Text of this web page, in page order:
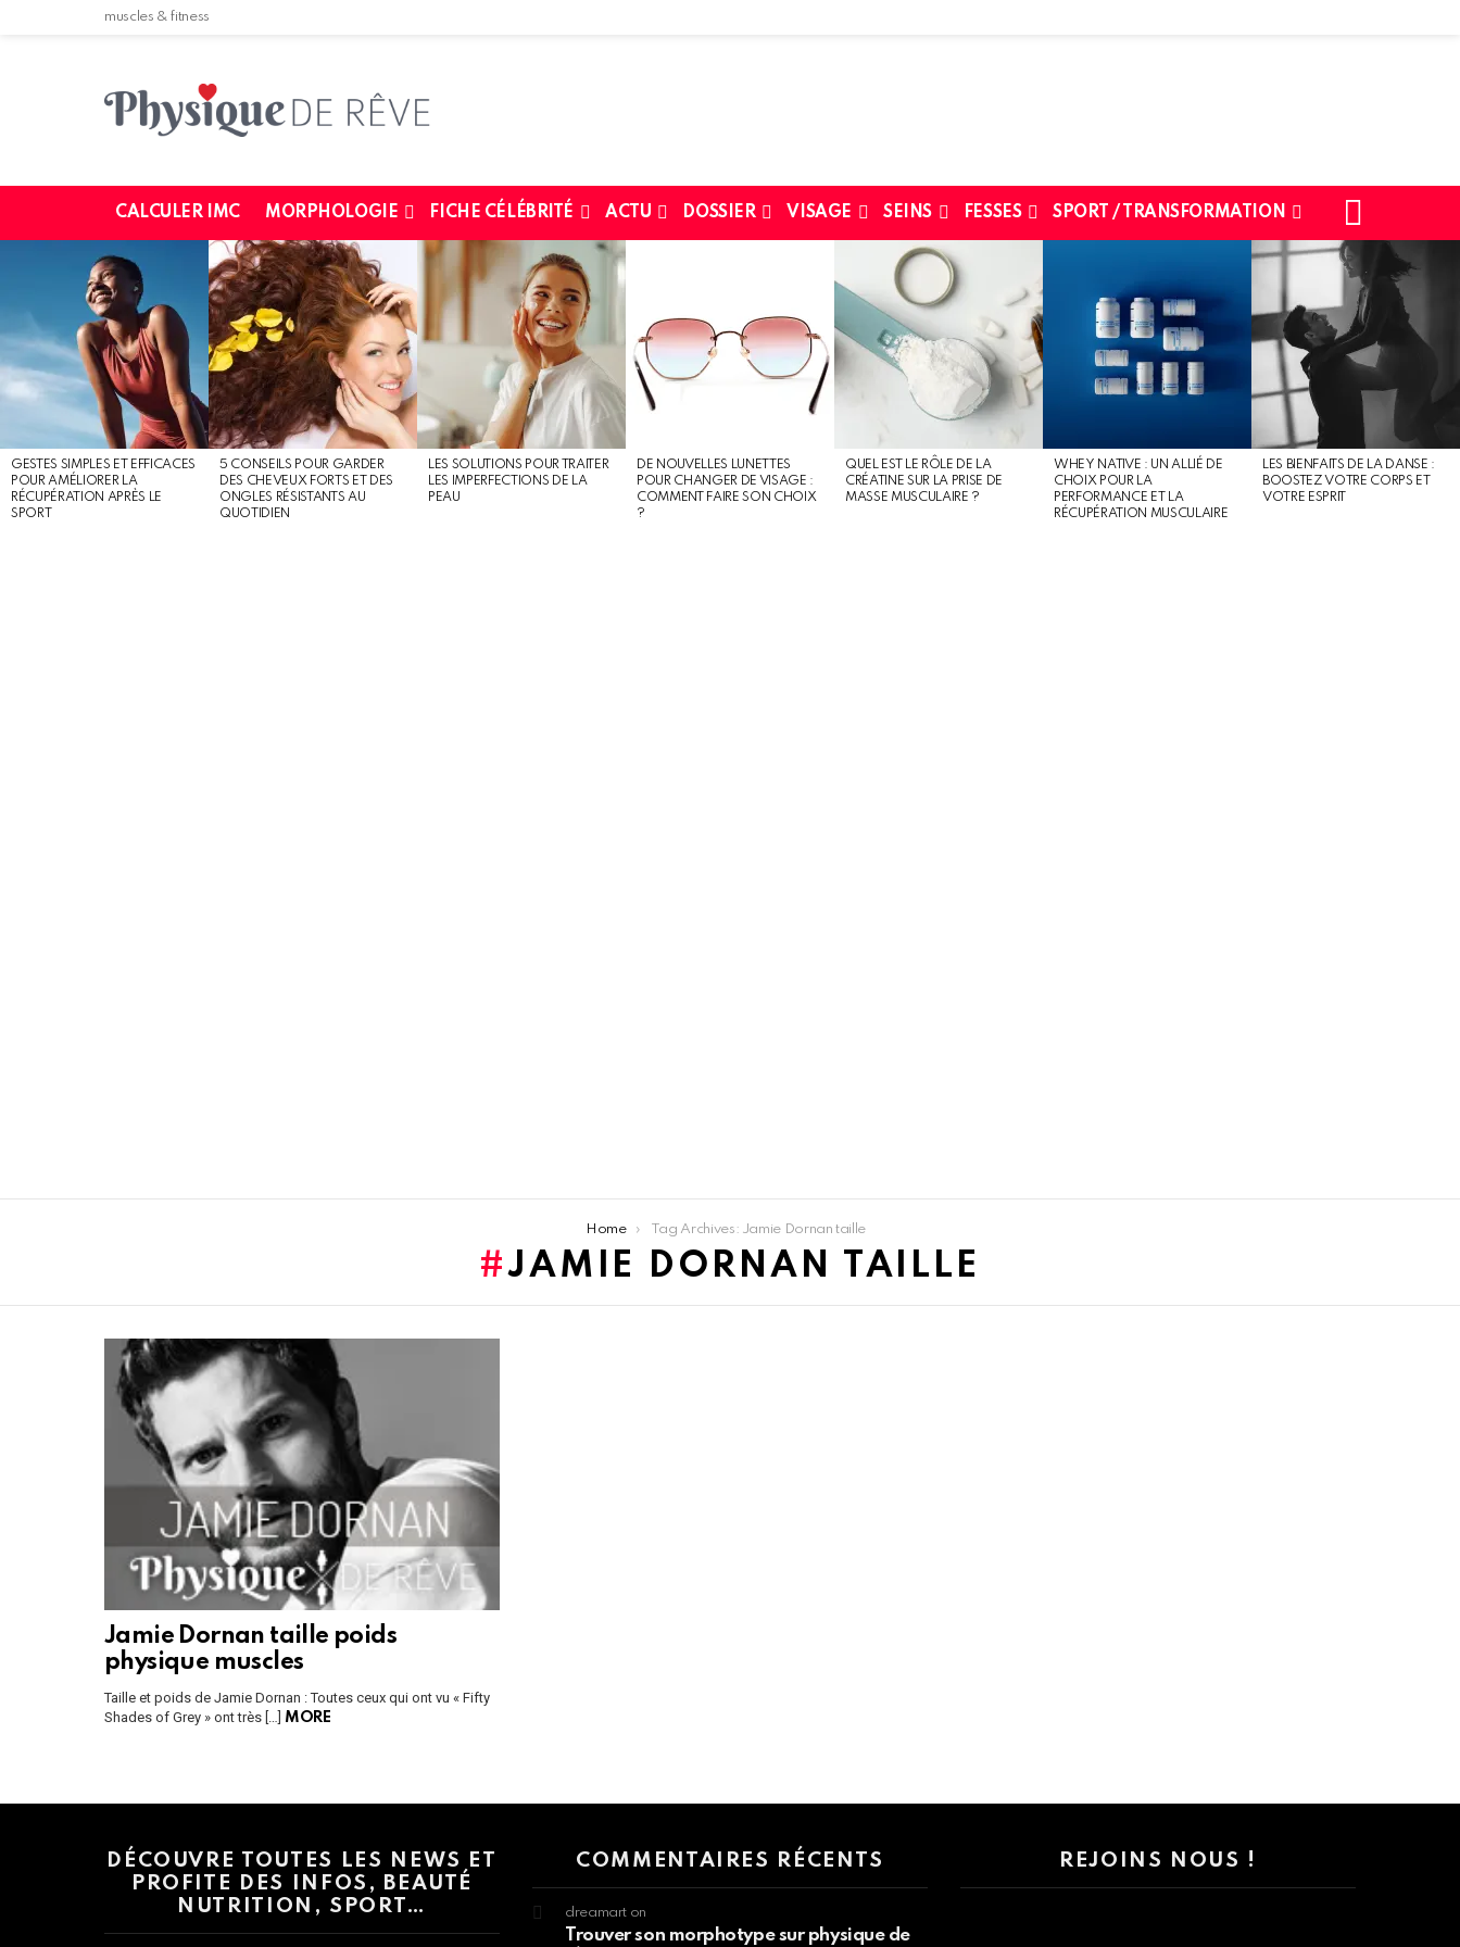
muscles & fitness
CALCULER IMC MORPHOLOGIE FICHE CÉLÉBRITÉ ACTU DOSSIER VISAGE SEINS FESSES SPORT / TRANSFORMATION
GESTES SIMPLES ET EFFICACES
POUR AMÉLIORER LA
RÉCUPÉRATION APRÈS LE
SPORT
5 CONSEILS POUR GARDER
DES CHEVEUX FORTS ET DES
ONGLES RÉSISTANTS AU
QUOTIDIEN
LES SOLUTIONS POUR TRAITER
LES IMPERFECTIONS DE LA
PEAU
DE NOUVELLES LUNETTES
POUR CHANGER DE VISAGE :
COMMENT FAIRE SON CHOIX
?
QUEL EST LE RÔLE DE LA
CRÉATINE SUR LA PRISE DE
MASSE MUSCULAIRE ?
WHEY NATIVE : UN ALLIÉ DE
CHOIX POUR LA
PERFORMANCE ET LA
RÉCUPÉRATION MUSCULAIRE
LES BIENFAITS DE LA DANSE :
BOOSTEZ VOTRE CORPS ET
VOTRE ESPRIT
Home Tag Archives: Jamie Dornan taille
JAMIE DORNAN TAILLE
LATEST
STORIES
Jamie Dornan taille poids
physique muscles
Taille et poids de Jamie Dornan : Toutes ceux qui ont vu « Fifty
Shades of Grey » ont très […] MORE
DÉCOUVRE TOUTES LES NEWS ET
PROFITE DES INFOS, BEAUTÉ
NUTRITION, SPORT…
COMMENTAIRES RÉCENTS
dreamart on
Trouver son morphotype sur physique de
REJOINS NOUS !